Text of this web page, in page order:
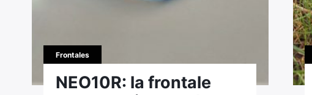
Frontales
NEO10R: la frontale